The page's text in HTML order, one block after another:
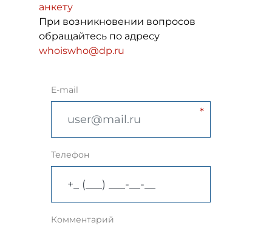
анкету
При возникновении вопросов
обращайтесь по адресу
whoiswho@dp.ru
E-mail
Телефон
Комментарий